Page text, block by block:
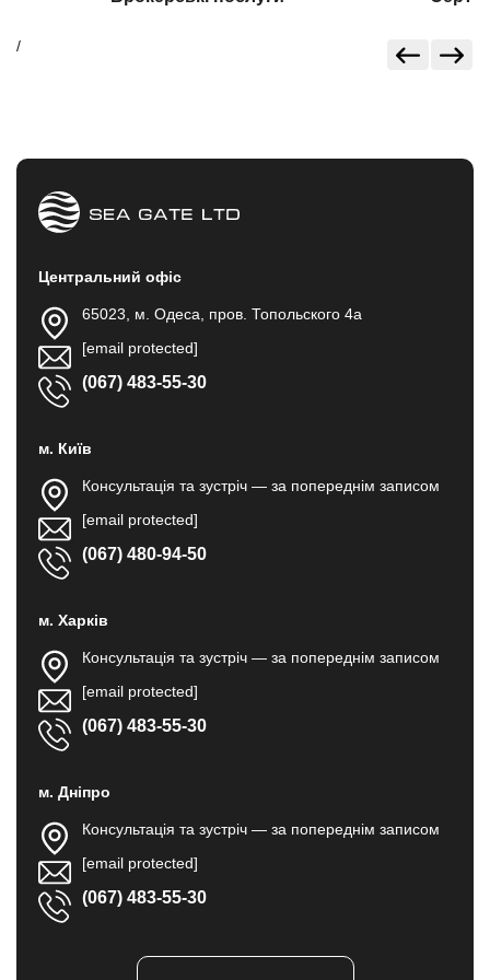
/
Центральний офіс
65023, м. Одеса, пров. Топольского 4а
[email protected]
(067) 483-55-30
м. Київ
Консультація та зустріч — за попереднім записом
[email protected]
(067) 480-94-50
м. Харків
Консультація та зустріч — за попереднім записом
[email protected]
(067) 483-55-30
м. Дніпро
Консультація та зустріч — за попереднім записом
[email protected]
(067) 483-55-30